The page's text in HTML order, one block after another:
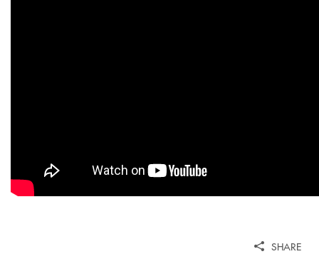
SHARE